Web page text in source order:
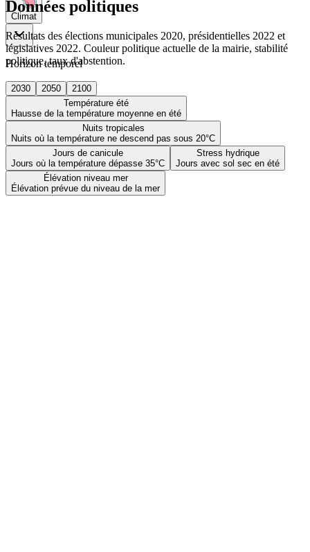
Climat
Horizon temporel
2030 2050
2100
Température été
Hausse de la température moyenne en été
Nuits tropicales
Nuits où la température ne descend pas sous 20°C
Jours de canicule
Jours où la température dépasse 35°C
Stress hydrique
Jours avec sol sec en été
Élévation niveau mer
Élévation prévue du niveau de la mer
Données politiques
Résultats des élections municipales 2020, présidentielles 2022 et
législatives 2022. Couleur politique actuelle de la mairie, stabilité
politique, taux d'abstention.